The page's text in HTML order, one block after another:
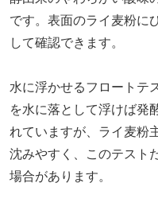
です。表面のライ麦粉に
して確認できます。
水に浮かせるフロートテ
を水に落として浮けば発
れていますが、ライ麦粉
沈みやすく、このテスト
場合があります。